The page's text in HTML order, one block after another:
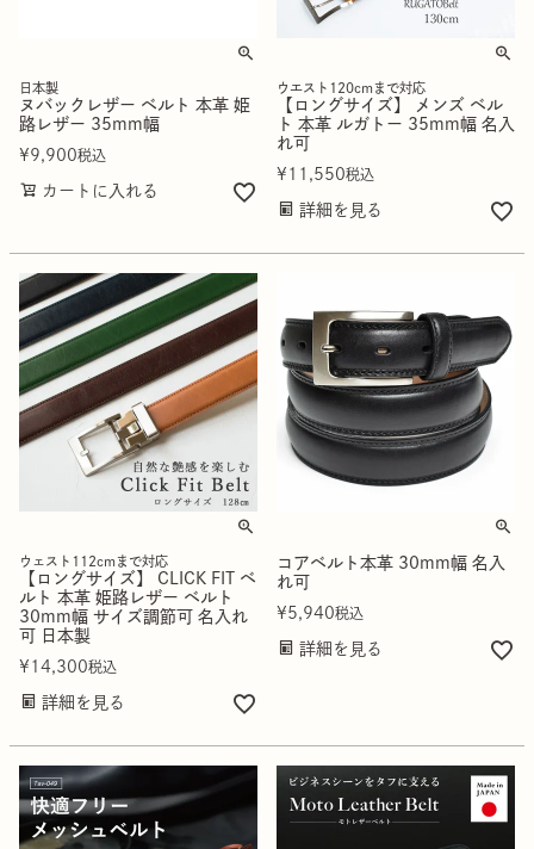
日本製
ヌバックレザー ベルト 本革 姫
路レザー 35mm幅
¥9,900税込
カートに入れる
ウエスト120cmまで対応
【ロングサイズ】 メンズ ベル
ト 本革 ルガトー 35mm幅 名入
れ可
¥ 11,550税込
詳細を見る
ウェスト112cmまで対応
【ロングサイズ】 CLICK FIT ベ
ルト 本革 姫路レザー ベルト
30mm幅 サイズ調節可 名入れ
可 日本製
¥ 14,300税込
詳細を見る
コアベルト本革 30mm幅 名入
れ可
¥5,940税込
詳細を見る